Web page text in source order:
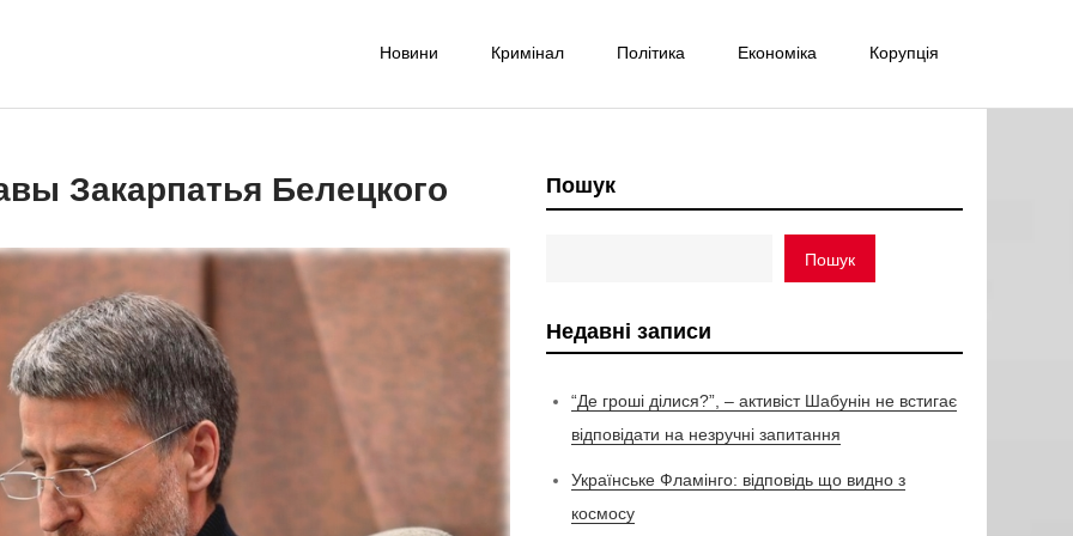
Новини Кримінал Політика Економіка Корупція
Закарпатья Белецкого Пошук
Пошук
Недавні записи
“Де гроші ділися?”, – активіст Шабунін не встигає
відповідати на незручні запитання
Українське Фламінго: відповідь що видно з
космосу